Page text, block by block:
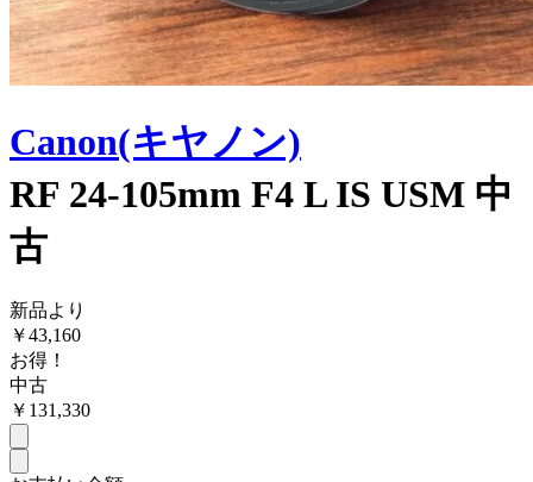
Canon(キヤノン)
RF 24-105mm F4 L IS USM 中
古
新品より
￥43,160
お得！
中古
￥ 131,330